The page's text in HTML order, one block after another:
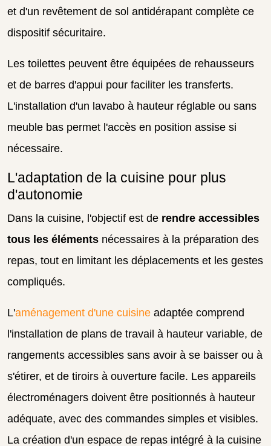
et d'un revêtement de sol antidérapant complète ce
dispositif sécuritaire.
Les toilettes peuvent être équipées de rehausseurs
et de barres d'appui pour faciliter les transferts.
L'installation d'un lavabo à hauteur réglable ou sans
meuble bas permet l'accès en position assise si
nécessaire.
L'adaptation de la cuisine pour plus
d'autonomie
Dans la cuisine, l'objectif est de rendre accessibles
tous les éléments nécessaires à la préparation des
repas, tout en limitant les déplacements et les gestes
compliqués.
L'aménagement d'une cuisine adaptée comprend
l'installation de plans de travail à hauteur variable, de
rangements accessibles sans avoir à se baisser ou à
s'étirer, et de tiroirs à ouverture facile. Les appareils
électroménagers doivent être positionnés à hauteur
adéquate, avec des commandes simples et visibles.
La création d'un espace de repas intégré à la cuisine